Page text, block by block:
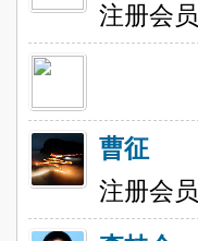
注册会员
曹征
注册会员